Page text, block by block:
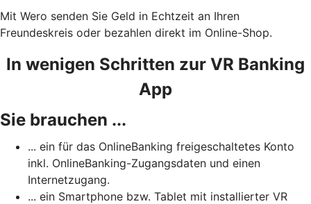
Mit Wero senden Sie Geld in Echtzeit an Ihren
Freundeskreis oder bezahlen direkt im Online-Shop.
In wenigen Schritten zur VR Banking
App
Sie brauchen ...
... ein für das OnlineBanking freigeschaltetes Konto
inkl. OnlineBanking-Zugangsdaten und einen
Internetzugang.
... ein Smartphone bzw. Tablet mit installierter VR